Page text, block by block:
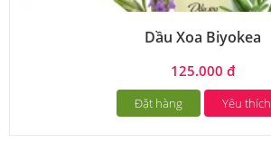
Dầu Xoa Biyokea
125.000 đ
Đặt hàng Yêu thích